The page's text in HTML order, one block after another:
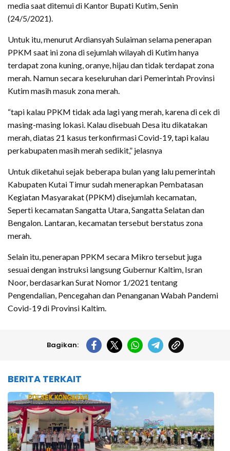
media saat ditemui di Kantor Bupati Kutim, Senin
(24/5/2021).
Untuk itu, menurut Ardiansyah Sulaiman selama penerapan
PPKM saat ini zona di sejumlah wilayah di Kutim hanya
terdapat zona kuning, oranye, hijau dan tidak terdapat zona
merah. Namun secara keseluruhan dari Pemerintah Provinsi
Kutim masih masuk zona merah.
“tapi kalau PPKM tidak ada lagi yang merah, karena di cek di
masing-masing lokasi. Kalau disebuah Desa itu dikatakan
merah, diatas 21 kasus terkonfirmasi Covid-19, tapi kalau
perkabupaten masih merah sedikit,” jelasnya
Untuk diketahui sejak beberapa bulan yang lalu pemerintah
Kabupaten Kutai Timur sudah menerapkan Pembatasan
Kegiatan Masyarakat (PPKM) disejumlah kecamatan,
Seperti kecamatan Sangatta Utara, Sangatta Selatan dan
Bengalon. Lantaran, kecamatan tersebut berstatus zona
merah.
Selain itu, penerapan PPKM secara Mikro tersebut juga
sesuai dengan instruksi langsung Gubernur Kaltim, Isran
Noor, berdasarkan Surat Nomor 1/2021 tentang
Pengendalian, Pencegahan dan Penanganan Wabah Pandemi
Covid-19 di Provinsi Kaltim.
Bagikan:
BERITA TERKAIT